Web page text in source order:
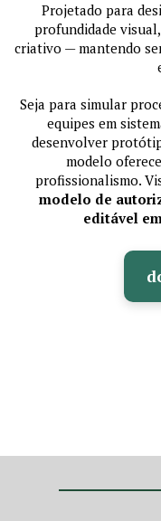
Projetado para
profundidade
criativo — mantendo
Seja para simular
equipes em
desenvolver
modelo
profissionalismo.
modelo de
editável